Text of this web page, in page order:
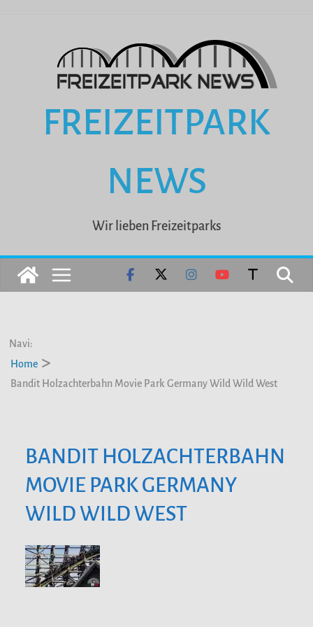
FREIZEITPARK
NEWS
Wir lieben Freizeitparks
Navi:
Home
Bandit Holzachterbahn Movie Park Germany Wild Wild West
BANDIT HOLZACHTERBAHN
MOVIE PARK GERMANY
WILD WILD WEST